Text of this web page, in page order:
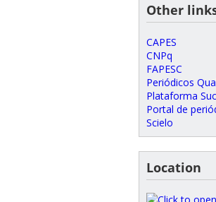
Other
CAPES
CNPq
FAPESC
Periódicos
Plataforma
Portal de
Scielo
Location